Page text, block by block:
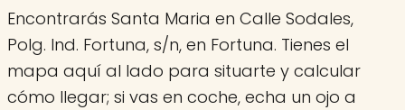
Encontrarás Santa Maria en Calle Sodales,
Polg. Ind. Fortuna, s/n, en Fortuna. Tienes el
mapa aquí al lado para situarte y calcular
cómo llegar; si vas en coche, echa un ojo a